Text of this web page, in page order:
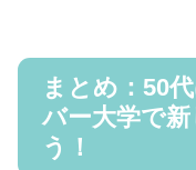
まとめ：50
バー大学で
う！